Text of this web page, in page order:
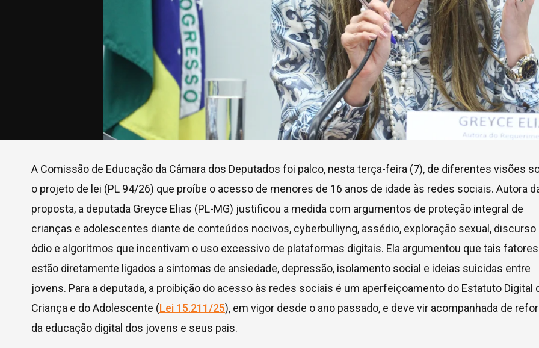
A Comissão de Educação da Câmara dos Deputados foi palco, nesta terça-feira (7), de diferentes visões
o projeto de lei (PL 94/26) que proíbe o acesso de menores de 16 anos de idade às redes sociais. Autora
proposta, a deputada Greyce Elias (PL-MG) justificou a medida com argumentos de proteção integral de
crianças e adolescentes diante de conteúdos nocivos, cyberbulliyng, assédio, exploração sexual, discurso
ódio e algoritmos que incentivam o uso excessivo de plataformas digitais. Ela argumentou que tais fatores
estão diretamente ligados a sintomas de ansiedade, depressão, isolamento social e ideias suicidas entre
jovens. Para a deputada, a proibição do acesso às redes sociais é um aperfeiçoamento do Estatuto Digital
Criança e do Adolescente (Lei 15.211/25), em vigor desde o ano passado, e deve vir acompanhada de
da educação digital dos jovens e seus pais.